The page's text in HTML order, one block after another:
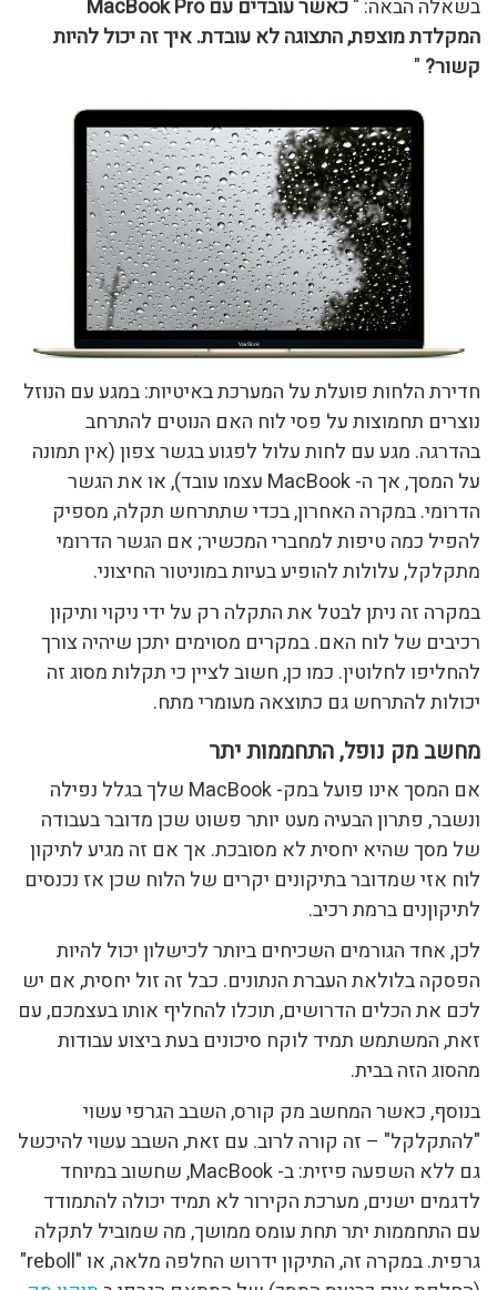
בשאלה הבאה: "
כאשר עובדים עם MacBook Pro
המקלדת מוצפת, התצוגה לא עובדת. איך זה יכול להיות
קשור? "
חדירת הלחות פועלת על המערכת באיטיות: במגע עם הנוזל
נוצרים תחמוצות על פסי לוח האם הנוטים להתרחב
בהדרגה. מגע עם לחות עלול לפגוע בגשר צפון (אין תמונה
על המסך, אך ה- MacBook עצמו עובד), או את הגשר
הדרומי. במקרה האחרון, בכדי שתתרחש תקלה, מספיק
להפיל כמה טיפות למחברי המכשיר; אם הגשר הדרומי
מתקלקל, עלולות להופיע בעיות במוניטור החיצוני.
במקרה זה ניתן לבטל את התקלה רק על ידי ניקוי ותיקון
רכיבים של לוח האם. במקרים מסוימים יתכן שיהיה צורך
להחליפו לחלוטין. כמו כן, חשוב לציין כי תקלות מסוג זה
יכולות להתרחש גם כתוצאה מעומרי מתח.
מחשב מק נופל, התחממות יתר
אם המסך אינו פועל במק- MacBook שלך בגלל נפילה
ונשבר, פתרון הבעיה מעט יותר פשוט שכן מדובר בעבודה
של מסך שהיא יחסית לא מסובכת. אך אם זה מגיע לתיקון
לוח אזי שמדובר בתיקונים יקרים של הלוח שכן אז נכנסים
לתיקוןנים ברמת רכיב.
לכן, אחד הגורמים השכיחים ביותר לכישלון יכול להיות
הפסקה בלולאת העברת הנתונים. כבל זה זול יחסית, אם יש
לכם את הכלים הדרושים, תוכלו להחליף אותו בעצמכם, עם
זאת, המשתמש תמיד לוקח סיכונים בעת ביצוע עבודות
מהסוג הזה בבית.
בנוסף, כאשר המחשב מק קורס, השבב הגרפי עשוי
"להתקלקל" – זה קורה לרוב. עם זאת, השבב עשוי להיכשל
גם ללא השפעה פיזית: ב- MacBook, שחשוב במיוחד
לדגמים ישנים, מערכת הקירור לא תמיד יכולה להתמודד
עם התחממות יתר תחת עומס ממושך, מה שמוביל לתקלה
גרפית. במקרה זה, התיקון ידרוש החלפה מלאה, או "reboll"